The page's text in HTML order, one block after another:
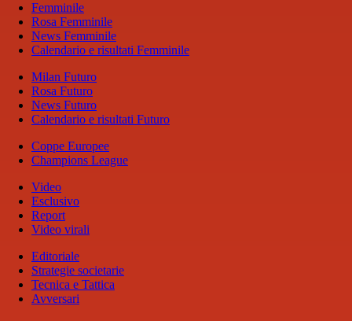
Femminile
Rosa Femminile
News Femminile
Calendario e risultati Femminile
Milan Futuro
Rosa Futuro
News Futuro
Calendario e risultati Futuro
Coppe Europee
Champions League
Video
Esclusivo
Report
Video virali
Editoriale
Strategie societarie
Tecnica e Tattica
Avversari